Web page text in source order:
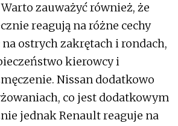
zauważyć również, że
reagują na różne cechy
ostrych zakrętach i rondach,
kierowcy i
Nissan dodatkowo
co jest dodatkowym
jednak Renault reaguje na